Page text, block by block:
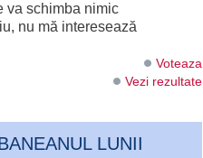
va schimba nimic
nu mă interesează
Voteaza
Vezi rezultate
LUNII